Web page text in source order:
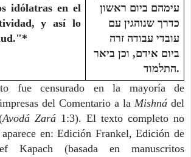
idólatras en el
y así lo
עימהם ביום ראשון
ביום אידם, וכן ביאר
התלמוד.
fue censurado en la mayoría de
del Comentario a la Mishná del
Avodá Zará 1:3). El texto completo no
aparece en: Edición Frankel, Edición de
Kapach (basada en manuscritos